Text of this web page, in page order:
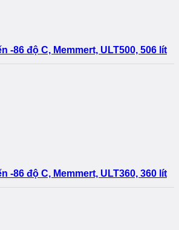
-86 độ C, Memmert, ULT500, 506 lít
-86 độ C, Memmert, ULT360, 360 lít